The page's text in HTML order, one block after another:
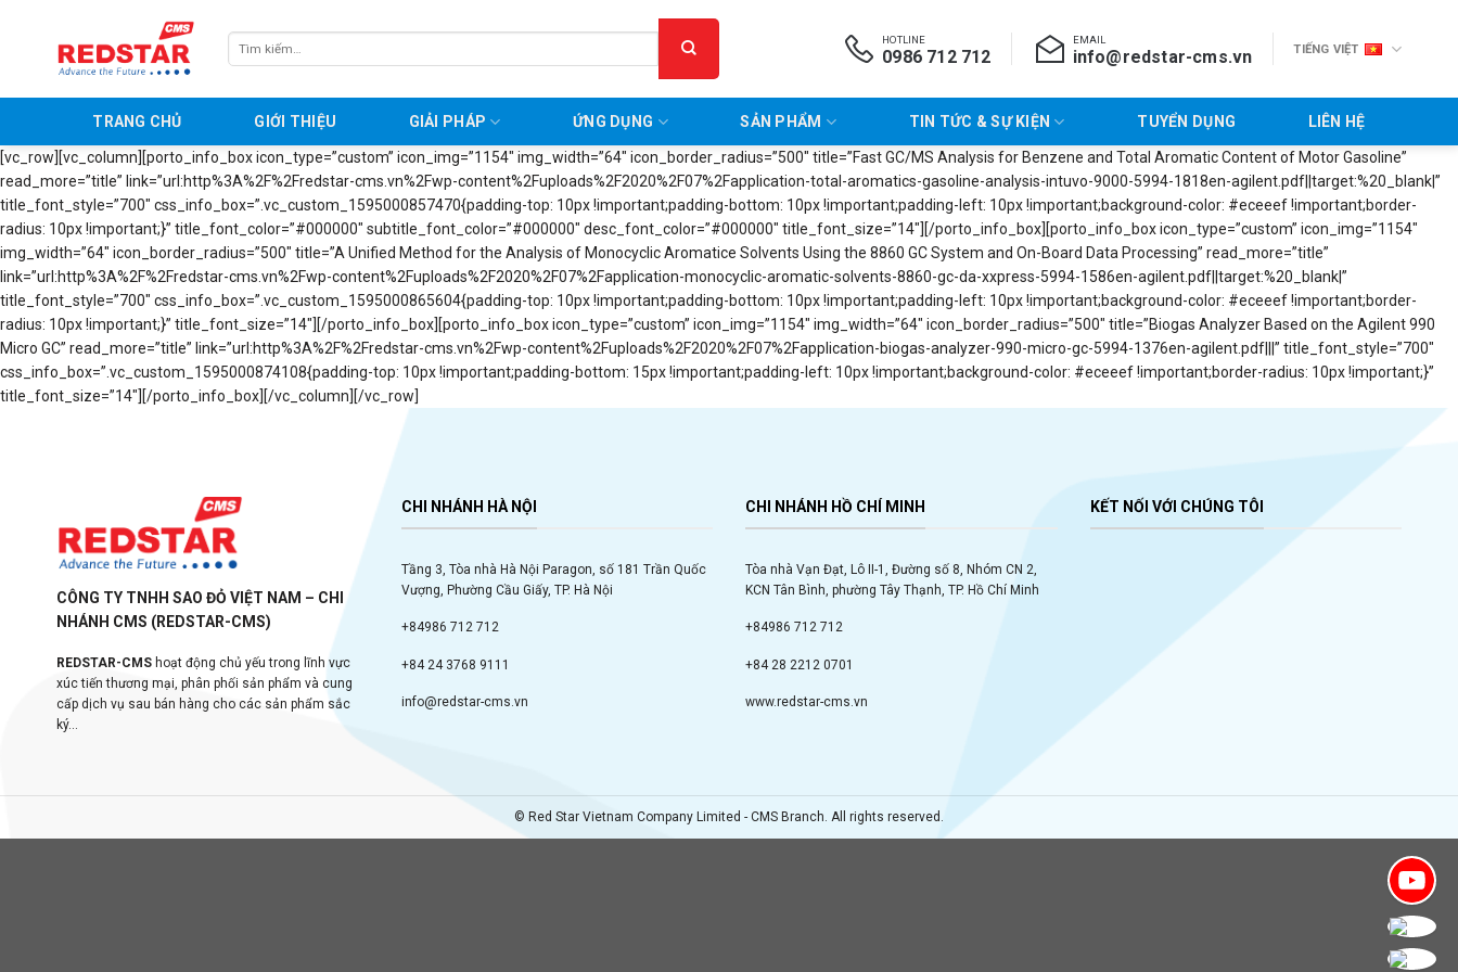
Tìm
kiếm:
HOTLINE
0986 712 712
EMAIL
info@redstar-cms.vn TIẾNG VIỆT
TRANG CHỦ GIỚI THIỆU GIẢI PHÁP ỨNG DỤNG SẢN PHẨM TIN TỨC & SỰ KIỆN TUYỂN DỤNG LIÊN HỆ
[vc_row][vc_column][porto_info_box icon_type=”custom” icon_img=”1154″ img_width=”64″ icon_border_radius=”500″ title=”Fast GC/MS Analysis for Benzene and Total Aromatic Content of Motor Gasoline”
read_more=”title” link=”url:http%3A%2F%2Fredstar-cms.vn%2Fwp-content%2Fuploads%2F2020%2F07%2Fapplication-total-aromatics-gasoline-analysis-intuvo-9000-5994-1818en-agilent.pdf||target:%20_blank|”
title_font_style=”700″ css_info_box=”.vc_custom_1595000857470{padding-top: 10px !important;padding-bottom: 10px !important;padding-left: 10px !important;background-color: #eceeef !important;border-
radius: 10px !important;}” title_font_color=”#000000″ subtitle_font_color=”#000000″ desc_font_color=”#000000″ title_font_size=”14″][/porto_info_box][porto_info_box icon_type=”custom” icon_img=”1154″
img_width=”64″ icon_border_radius=”500″ title=”A Unified Method for the Analysis of Monocyclic Aromatice Solvents Using the 8860 GC System and On-Board Data Processing” read_more=”title”
link=”url:http%3A%2F%2Fredstar-cms.vn%2Fwp-content%2Fuploads%2F2020%2F07%2Fapplication-monocyclic-aromatic-solvents-8860-gc-da-xxpress-5994-1586en-agilent.pdf||target:%20_blank|”
title_font_style=”700″ css_info_box=”.vc_custom_1595000865604{padding-top: 10px !important;padding-bottom: 10px !important;padding-left: 10px !important;background-color: #eceeef !important;border-
radius: 10px !important;}” title_font_size=”14″][/porto_info_box][porto_info_box icon_type=”custom” icon_img=”1154″ img_width=”64″ icon_border_radius=”500″ title=”Biogas Analyzer Based on the Agilent 990
Micro GC” read_more=”title” link=”url:http%3A%2F%2Fredstar-cms.vn%2Fwp-content%2Fuploads%2F2020%2F07%2Fapplication-biogas-analyzer-990-micro-gc-5994-1376en-agilent.pdf|||” title_font_style=”700″
css_info_box=”.vc_custom_1595000874108{padding-top: 10px !important;padding-bottom: 15px !important;padding-left: 10px !important;background-color: #eceeef !important;border-radius: 10px !important;}”
title_font_size=”14″][/porto_info_box][/vc_column][/vc_row]
CÔNG TY TNHH SAO ĐỎ VIỆT NAM – CHI
NHÁNH CMS (REDSTAR-CMS)
REDSTAR-CMS hoạt động chủ yếu trong lĩnh vực
xúc tiến thương mại, phân phối sản phẩm và cung
cấp dịch vụ sau bán hàng cho các sản phẩm sắc
ký...
CHI NHÁNH HÀ NỘI
Tầng 3, Tòa nhà Hà Nội Paragon, số 181 Trần Quốc
Vượng, Phường Cầu Giấy, TP. Hà Nội
+84986 712 712
+84 24 3768 9111
info@redstar-cms.vn
CHI NHÁNH HỒ CHÍ MINH
Tòa nhà Vạn Đạt, Lô II-1, Đường số 8, Nhóm CN 2,
KCN Tân Bình, phường Tây Thạnh, TP. Hồ Chí Minh
+84986 712 712
+84 28 2212 0701
www.redstar-cms.vn
KẾT NỐI VỚI CHÚNG TÔI
© Red Star Vietnam Company Limited - CMS Branch. All rights reserved.